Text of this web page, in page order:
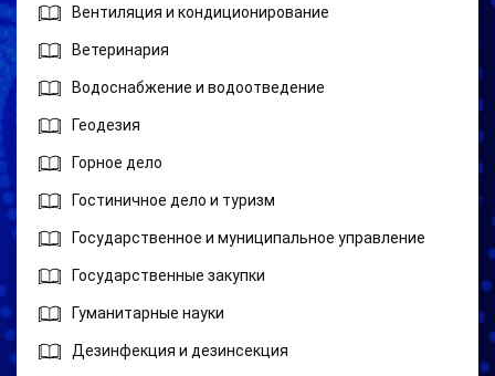
Вентиляция и кондиционирование
Ветеринария
Водоснабжение и водоотведение
Геодезия
Горное дело
Гостиничное дело и туризм
Государственное и муниципальное управление
Государственные закупки
Гуманитарные науки
Дезинфекция и дезинсекция